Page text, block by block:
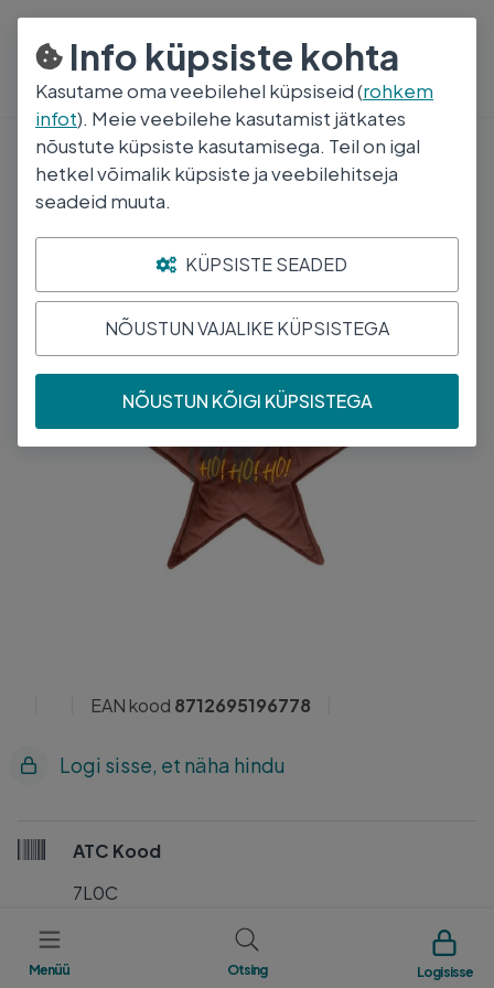
E-R 8:30-17:00
Menüü Otsing Logi sisse
BEEZTEES DBL KOERA MÄNGUASI
JÕULUTÄHT ROOSA
EAN kood 8712695196778
Logi sisse, et näha hindu
ATC Kood
7L0C
Info küpsiste kohta
Kasutame oma veebilehel küpsiseid (rohkem
infot). Meie veebilehe kasutamist jätkates
nõustute küpsiste kasutamisega. Teil on igal
hetkel võimalik küpsiste ja veebilehitseja
seadeid muuta.
KÜPSISTE SEADED
NÕUSTUN VAJALIKE KÜPSISTEGA
NÕUSTUN KÕIGI KÜPSISTEGA